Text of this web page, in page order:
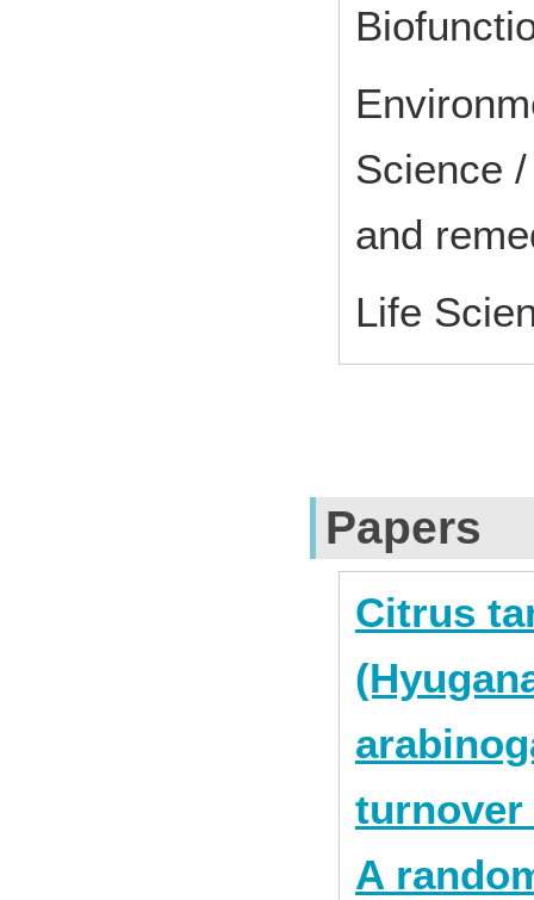
Science
and
Life
Papers
Citrus
turnover
A